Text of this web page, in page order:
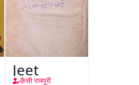
Jeet
क़ैसी रामपुरी